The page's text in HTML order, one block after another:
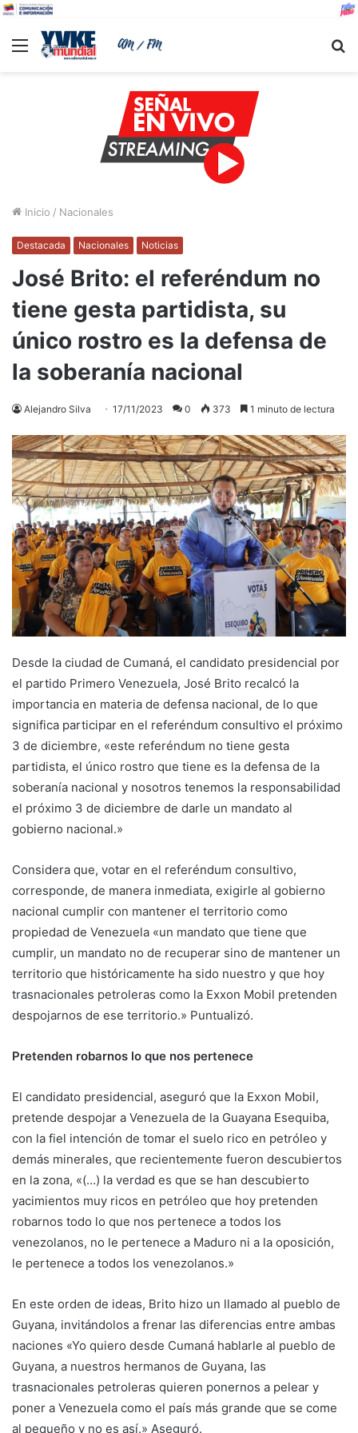
Menu
Inicio / Nacionales
Destacada Nacionales Noticias
José Brito: el referéndum no
tiene gesta partidista, su
único rostro es la defensa de
la soberanía nacional
Alejandro Silva 17/11/2023 0 373 1 minuto de lectura
Desde la ciudad de Cumaná, el candidato presidencial por
el partido Primero Venezuela, José Brito recalcó la
importancia en materia de defensa nacional, de lo que
significa participar en el referéndum consultivo el próximo
3 de diciembre, «este referéndum no tiene gesta
partidista, el único rostro que tiene es la defensa de la
soberanía nacional y nosotros tenemos la responsabilidad
el próximo 3 de diciembre de darle un mandato al
gobierno nacional.»
Considera que, votar en el referéndum consultivo,
corresponde, de manera inmediata, exigirle al gobierno
nacional cumplir con mantener el territorio como
propiedad de Venezuela «un mandato que tiene que
cumplir, un mandato no de recuperar sino de mantener un
territorio que históricamente ha sido nuestro y que hoy
trasnacionales petroleras como la Exxon Mobil pretenden
despojarnos de ese territorio.» Puntualizó.
Pretenden robarnos lo que nos pertenece
El candidato presidencial, aseguró que la Exxon Mobil,
pretende despojar a Venezuela de la Guayana Esequiba,
con la fiel intención de tomar el suelo rico en petróleo y
demás minerales, que recientemente fueron descubiertos
en la zona, «(…) la verdad es que se han descubierto
yacimientos muy ricos en petróleo que hoy pretenden
robarnos todo lo que nos pertenece a todos los
venezolanos, no le pertenece a Maduro ni a la oposición,
le pertenece a todos los venezolanos.»
En este orden de ideas, Brito hizo un llamado al pueblo de
Guyana, invitándolos a frenar las diferencias entre ambas
naciones «Yo quiero desde Cumaná hablarle al pueblo de
Guyana, a nuestros hermanos de Guyana, las
trasnacionales petroleras quieren ponernos a pelear y
poner a Venezuela como el país más grande que se come
al pequeño y no es así.» Aseguró.